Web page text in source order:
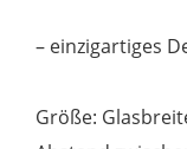
– einzigartiges
Größe: